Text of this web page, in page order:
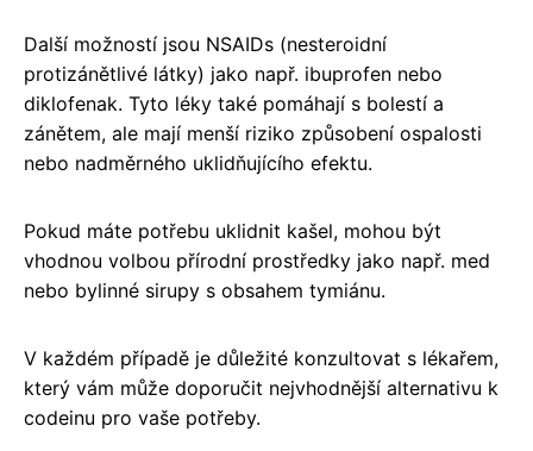
Další možností jsou NSAIDs (nesteroidní
protizánětlivé látky) jako např. ibuprofen nebo
diklofenak. Tyto léky také pomáhají s bolestí a
zánětem, ale mají menší riziko způsobení ospalosti
nebo nadměrného uklidňujícího efektu.
Pokud máte potřebu uklidnit kašel, mohou být
vhodnou volbou přírodní prostředky jako např. med
nebo bylinné sirupy s obsahem tymiánu.
V každém případě je důležité konzultovat s lékařem,
který vám může doporučit nejvhodnější alternativu k
codeinu pro vaše potřeby.